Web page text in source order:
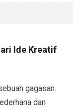
Ide Kreatif
gagasan.
dan